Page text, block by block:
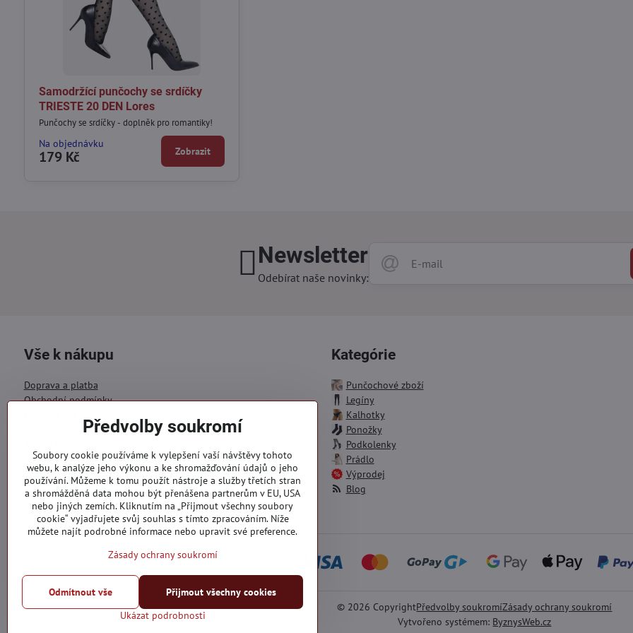
Samodržící punčochy se srdíčky
TRIESTE 20 DEN Lores
Punčochy se srdíčky - doplněk pro romantiky!
Na objednávku
179 Kč Zobrazit
Newsletter
Odebírat naše novinky:
Vše k nákupu
Doprava a platba
Obchodní podmínky
Reklamační formulář
Objednávky
Stav objednávky
Kategórie
Punčochové zboží
Legíny
Kalhotky
Ponožky
Podkolenky
Prádlo
Výprodej
Blog
© 2026 CopyrightPředvolby soukromíZásady ochrany soukromí
Vytvořeno systémem: ByznysWeb.cz
Předvolby soukromí
Soubory cookie používáme k vylepšení vaší návštěvy tohoto
webu, k analýze jeho výkonu a ke shromažďování údajů o jeho
používání. Můžeme k tomu použít nástroje a služby třetích stran
a shromážděná data mohou být přenášena partnerům v EU, USA
nebo jiných zemích. Kliknutím na „Přijmout všechny soubory
cookie“ vyjadřujete svůj souhlas s tímto zpracováním. Níže
můžete najít podrobné informace nebo upravit své preference.
Zásady ochrany soukromí
Ukázat podrobnosti
Přijmout všechny cookies
Odmítnout vše